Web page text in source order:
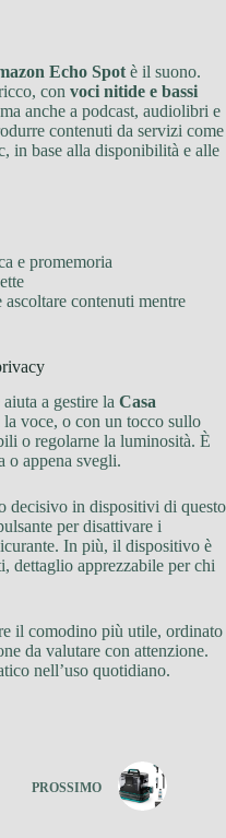
Echo Spot è il suono.
con voci nitide e bassi
anche a podcast, audiolibri e
contenuti da servizi come
in base alla disponibilità e alle
e promemoria
contenuti mentre
a gestire la Casa
voce, o con un tocco sullo
o regolarne la luminosità. È
o appena svegli.
decisivo in dispositivi di questo
per disattivare i
In più, il dispositivo è
dettaglio apprezzabile per chi
il comodino più utile, ordinato
da valutare con attenzione.
nell’uso quotidiano.
PROSSIMO